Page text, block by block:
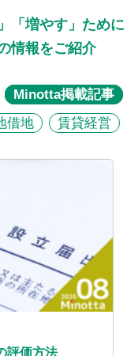
「増やす」ために
情報をご紹介
Minotta掲載記事
借地 賃貸経営
評価方法